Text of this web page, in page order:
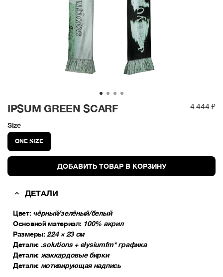
IPSUM GREEN SCARF 4 444 ₽
Size
ONE SIZE
ДОБАВИТЬ ТОВАР В КОРЗИНУ
ДЕТАЛИ
Цвет: чёрный/зелёный/белый
Основной материал: 100% акрил
Размеры:224 × 23 см
Детали: .solutions + elysiumfm* графика
Детали: жаккардовые бирки
Детали: мотивирующая надпись